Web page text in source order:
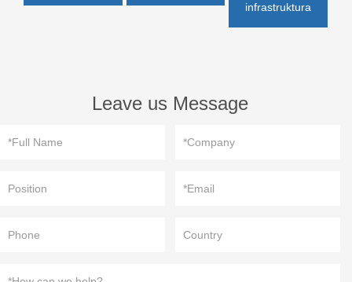
infrastruktura
Leave us Message